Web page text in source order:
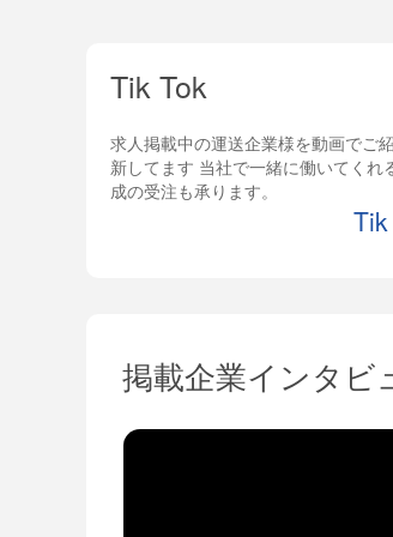
Tik Tok
求人掲載中の運送企業様を動画でご
新してます 当社で一緒に働いてくれ
成の受注も承ります。
掲載企業インタビ